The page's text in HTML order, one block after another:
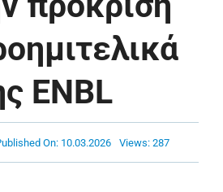
Πρόγραμμα
Νέα
Χορηγοί
ENBL
On: 10.03.2026 Views: 287